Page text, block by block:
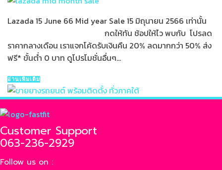
Lazada 15 June 66 Mid year Sale 15 มิถุนายน 2566 เท่านั้น
กดให้ทัน ช้อปให้ไว พบกับ โปรลด
ราคากลางเดือน เราแจกโค้ดรับเงินคืน 20% ลดมากกว่า 50% ส่ง
ฟรี* ขั้นต่ำ 0 บาท ดูโปรโมชั่นอื่นๆ...
อ่านเพิ่มเติม
Customer Support
063-236-2929
Follow us on :